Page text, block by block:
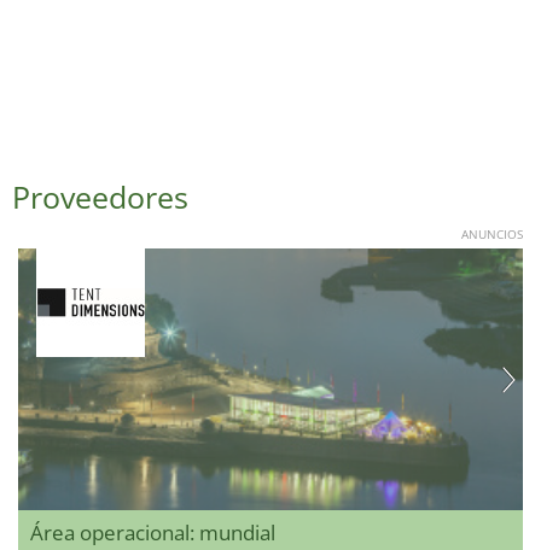
Proveedores
ANUNCIOS
Área operacional: mundial